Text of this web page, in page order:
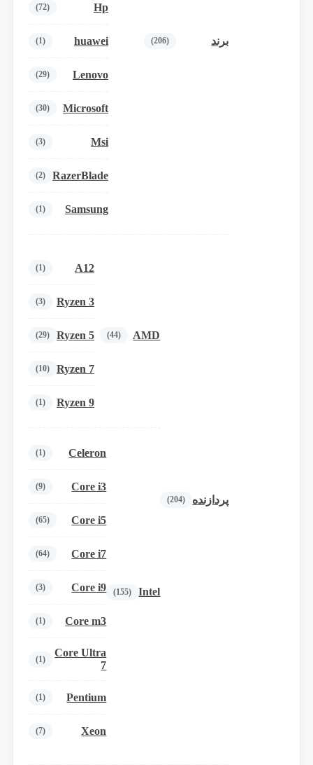
برند (206)
Hp
(72)
huawei
(1)
Lenovo
(29)
Microsoft
(30)
Msi
(3)
RazerBlade
(2)
Samsung
(1)
پردازنده (204)
AMD
(44)
A12
(1)
Ryzen 3
(3)
Ryzen 5
(29)
Ryzen 7
(10)
Ryzen 9
(1)
Intel
(155)
Celeron
(1)
Core i3
(9)
Core i5
(65)
Core i7
(64)
Core i9
(3)
Core m3
(1)
Core Ultra
7
(1)
Pentium
(1)
Xeon
(7)